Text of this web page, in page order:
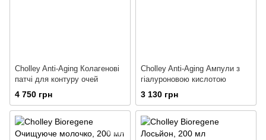
Cholley Anti-Aging Колагенові
патчі для контуру очей
4 750 грн
Cholley Anti-Aging Ампули з
гіалуроновою кислотою
3 130 грн